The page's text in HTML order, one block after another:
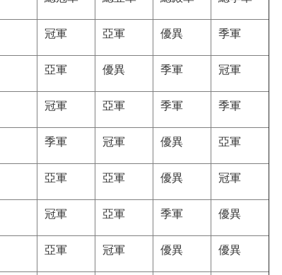
冠軍 亞軍 優異 季軍
亞軍 優異 季軍 冠軍
冠軍 亞軍 季軍 季軍
季軍 冠軍 優異 亞軍
亞軍 亞軍 優異 冠軍
冠軍 亞軍 季軍 優異
亞軍 冠軍 優異 優異